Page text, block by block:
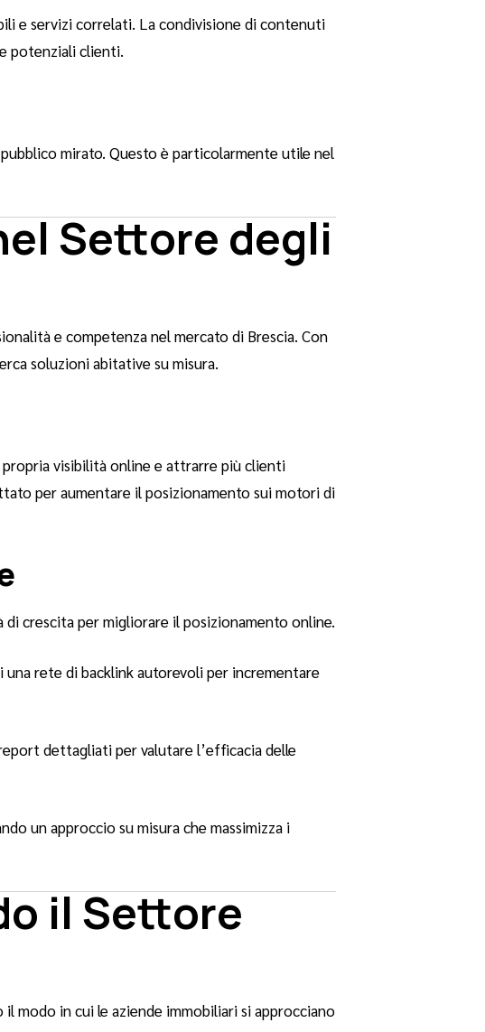
e servizi correlati. La condivisione di contenuti
potenziali clienti.
mirato. Questo è particolarmente utile nel
Settore degli
e competenza nel mercato di Brescia. Con
soluzioni abitative su misura.
visibilità online e attrarre più clienti
per aumentare il posizionamento sui motori di
crescita per migliorare il posizionamento online.
rete di backlink autorevoli per incrementare
dettagliati per valutare l’efficacia delle
un approccio su misura che massimizza i
il Settore
modo in cui le aziende immobiliari si approcciano